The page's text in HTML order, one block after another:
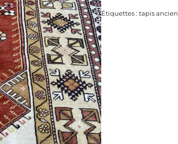
Étiquettes :tapis ancien